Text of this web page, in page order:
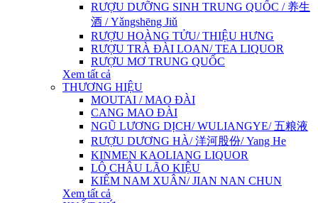
RƯỢU DƯỠNG SINH TRUNG QUỐC / 养生
酒 / Yǎngshēng Jiǔ
RƯỢU HOÀNG TỬU/ THIỆU HƯNG
RƯỢU TRÀ ĐÀI LOAN/ TEA LIQUOR
RƯỢU MƠ TRUNG QUỐC
Xem tất cả
THƯƠNG HIỆU
MOUTAI / MAO ĐÀI
CANG MAO ĐÀI
NGŨ LƯƠNG DỊCH/ WULIANGYE/ 五粮液
RƯỢU DƯƠNG HÀ/ 洋河股份/ Yang He
KINMEN KAOLIANG LIQUOR
LÔ CHÂU LÃO KIỆU
KIẾM NAM XUÂN/ JIAN NAN CHUN
Xem tất cả